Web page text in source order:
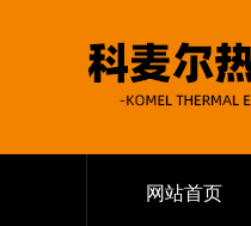
网站首页